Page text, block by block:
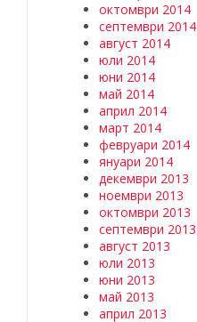
октомври 2014
септември 2014
август 2014
юли 2014
юни 2014
май 2014
април 2014
март 2014
февруари 2014
януари 2014
декември 2013
ноември 2013
октомври 2013
септември 2013
август 2013
юли 2013
юни 2013
май 2013
април 2013